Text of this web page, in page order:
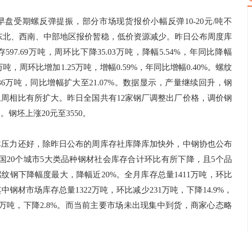
受期螺反弹提振，部分市场现货报价小幅反弹10-20元/吨不
、西南、中部地区报价暂稳，低价资源减少。昨日公布周度库
万吨，周环比下降35.03万吨，降幅5.54%，年同比降幅
吨，周环比增加1.25万吨，增幅0.59%，年同比增幅0.40%。螺纹
万吨，同比增幅扩大至21.07%。数据显示，产量继续回升，钢
相比有所扩大。昨日全国共有12家钢厂调整出厂价格，调价钢
钢坯上涨20元至3550。
还好，除昨日公布的周库存社库降库加快外，中钢协也公布
20个城市5大类品种钢材社会库存合计环比有所下降，且5个品
钢下降幅度最大，降幅近20%。全月库存总量1411万吨，环比
钢材市场库存总量1322万吨，环比减少231万吨，下降14.9%，
吨，下降2.8%。而当前主要市场未出现集中到货，商家心态略